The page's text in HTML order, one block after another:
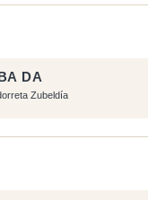
DA
Zubeldía